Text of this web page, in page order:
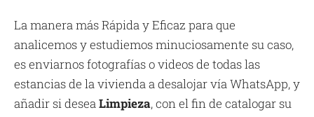
La manera más Rápida y Eficaz para que
analicemos y estudiemos minuciosamente su caso,
es enviarnos fotografías o videos de todas las
estancias de la vivienda a desalojar vía WhatsApp, y
añadir si deseaLimpieza, con el fin de catalogar su